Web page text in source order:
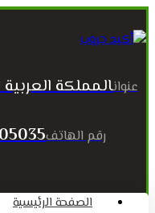
عنوانالمملكة
رقم الهاتف
الصفحة الرئيسية